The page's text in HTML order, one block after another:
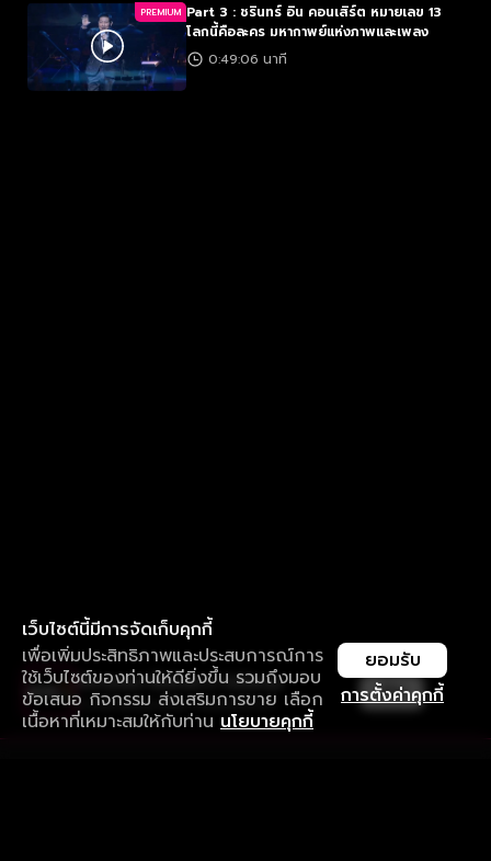
PREMIUM Part 3 : ชรินทร์ อิน คอนเสิร์ต หมายเลข 13
โลกนี้คือละคร มหากาพย์แห่งภาพและเพลง
0:49:06 นาที
เว็บไซต์นี้มีการจัดเก็บคุกกี้
เพื่อเพิ่มประสิทธิภาพและประสบการณ์การ
ใช้เว็บไซต์ของท่านให้ดียิ่งขึ้น รวมถึงมอบ
ข้อเสนอ กิจกรรม ส่งเสริมการขาย เลือก
เนื้อหาที่เหมาะสมให้กับท่าน นโยบายคุกกี้
การตั้งค่าคุกกี้
ยอมรับ
ใช้งานแอป ลื่นไหลกว่า ไม่มีสะดุด
ดาวน์โหลดแอปเพื่อการรับชมที่ดีกว่า เปิด